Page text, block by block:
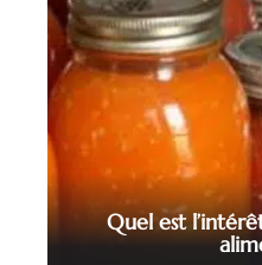
Quel est